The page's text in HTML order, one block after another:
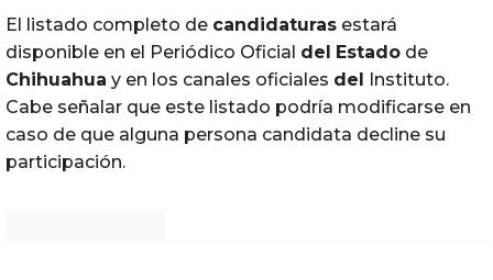
El listado completo de candidaturas estará
disponible en el Periódico Oficial del Estado de
Chihuahua y en los canales oficiales del Instituto.
Cabe señalar que este listado podría modificarse en
caso de que alguna persona candidata decline su
participación.